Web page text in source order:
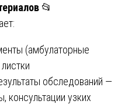
📂
(амбулаторные
обследований —
консультации узких